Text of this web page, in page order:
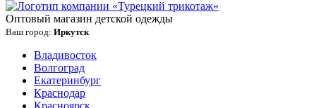
Оптовый магазин детской одежды
Ваш город: Иркутск
Владивосток
Волгоград
Екатеринбург
Краснодар
Красноярск